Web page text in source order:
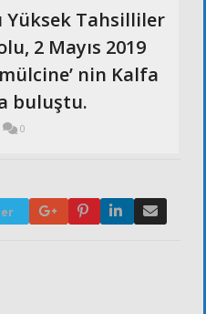
Yüksek Tahsilliler
2 Mayıs 2019
nin Kalfa
buluştu.
0
Google+PinterestLinkedIn